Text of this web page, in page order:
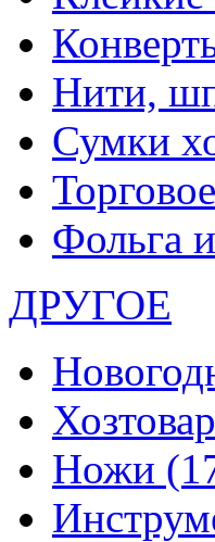
Нити,
Сумки
Фольга
ДРУГОЕ
Ножи